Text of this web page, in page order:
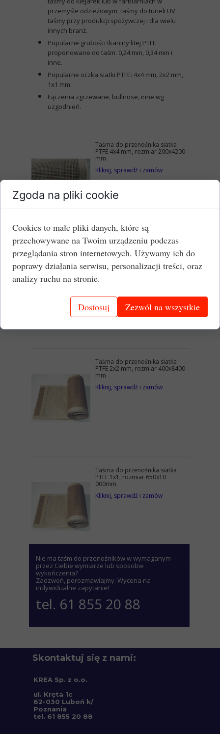
tel. 61 855 20 88
Nie ma taśm do przenośników w wymaganym
przez Ciebie wymiarze lub sposobie
wykończenia?
Zadzwoń, porozmawiajmy. Wycena na
indywidualne zapytanie!
Taśma do przenośnika siatka
PTFE 4x4 mm, rozmiar 200x4200
mm
Kliknij, sprawdź i zamów
Taśma do przenośnika siatka
PTFE 4x4 mm, rozmiar 750x6590
mm
Kliknij, sprawdź i zamów
Taśma do przenośnika siatka
PTFE 2x2 mm, rozmiar 400x8400
mm
Kliknij, sprawdź i zamów
Taśma do przenośnika siatka
PTFE 1x1, rozmiar 650x10
000mm
Kliknij, sprawdź i zamów
przemyśle odzieżowym, taśmy do tuneli UV,
taśmy przy produkcji spożywczej i dla wielu
innych branż.
Popularne grubości tkaniny litej PTFE
proponowane do taśm: 0,24 mm, 0,34 mm i
inne.
Popularne oczka siatki PTFE: 4x4 mm, 2x2 mm,
1x1 mm.
Łączenia zgrzewane, bullnose, inne wg
uzgodnień.
Skontaktuj się z nami:
KREA Sp. z o.o.
ul. Kręta 1c
62-030 Luboń k/
Poznania
tel. 61 855 20 88
Zgoda na pliki cookie
Cookies to małe pliki danych, które są
przechowywane na Twoim urządzeniu podczas
przeglądania stron internetowych. Używamy ich do
poprawy działania serwisu, personalizacji treści, oraz
analizy ruchu na stronie.
Dostosuj Zezwól na wszystkie